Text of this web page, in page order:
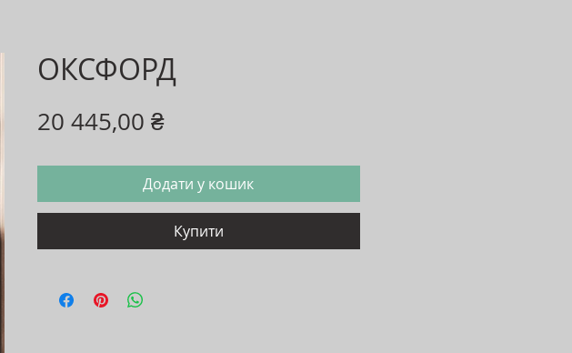
ОКСФОРД
20 445,00 ₴Ціна
Додати у кошик
Купити